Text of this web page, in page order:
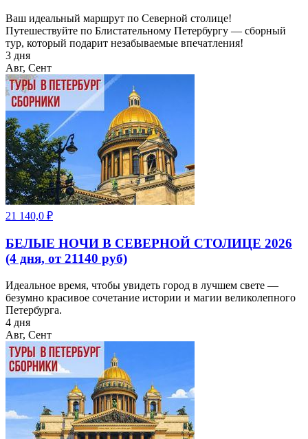
Ваш идеальный маршрут по Северной столице!
Путешествуйте по Блистательному Петербургу — сборный
тур, который подарит незабываемые впечатления!
3 дня
Авг, Сент
21 140,0 ₽
БЕЛЫЕ НОЧИ В СЕВЕРНОЙ СТОЛИЦЕ 2026
(4 дня, от 21140 руб)
Идеальное время, чтобы увидеть город в лучшем свете —
безумно красивое сочетание истории и магии великолепного
Петербурга.
4 дня
Авг, Сент